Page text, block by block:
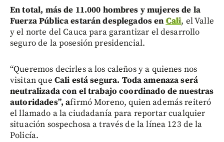
En total, más de 11.000 hombres y mujeres de la
Fuerza Pública estarán desplegados en Cali, el Valle
y el norte del Cauca para garantizar el desarrollo
seguro de la posesión presidencial.
“Queremos decirles a los caleños y a quienes nos
visitan que Cali está segura. Toda amenaza será
neutralizada con el trabajo coordinado de nuestras
autoridades”, afirmó Moreno, quien además reiteró
el llamado a la ciudadanía para reportar cualquier
situación sospechosa a través de la línea 123 de la
Policía.